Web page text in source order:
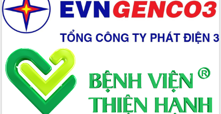
Giai đoạn 2026-2030, Đắk Lắk phấn
đấu có 77% xã đạt chuẩn nông thôn
mới
Chuyển đổi số 'mở đường' cho nông
nghiệp Đắk Lắk tăng trưởng bứt phá
Triển khai đồng bộ đo đạc, lập hồ sơ
địa chính, hoàn thiện cơ sở dữ liệu đất
đai
Ứng dụng sinh trắc học - Bước tiến
trong hành trình chuyển đổi số tại Đắk